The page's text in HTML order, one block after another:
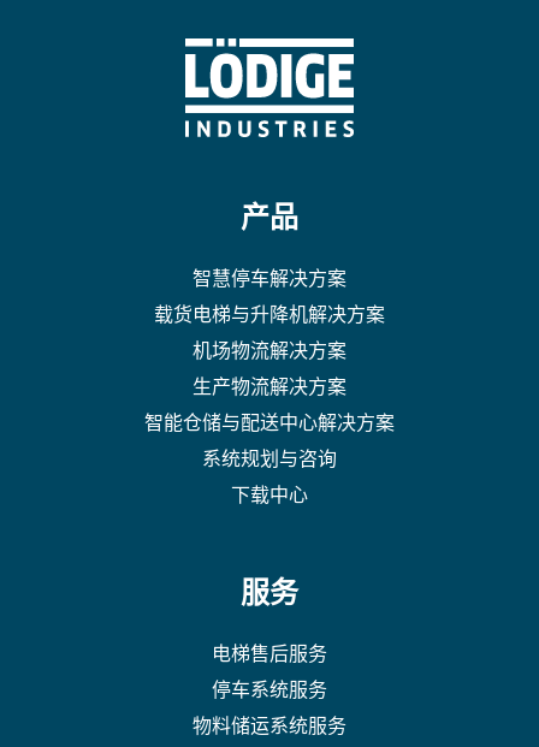
产品
智慧停车解决方案
载货电梯与升降机解决方案
机场物流解决方案
生产物流解决方案
智能仓储与配送中心解决方案
系统规划与咨询
下载中心
服务
电梯售后服务
停车系统服务
物料储运系统服务